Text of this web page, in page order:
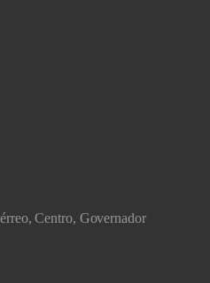
Centro, Governador